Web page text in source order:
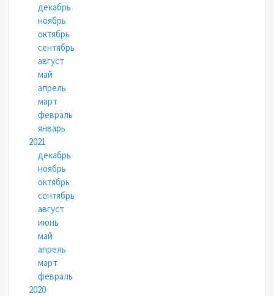
декабрь
ноябрь
октябрь
сентябрь
август
май
апрель
март
февраль
январь
2021
декабрь
ноябрь
октябрь
сентябрь
август
июнь
май
апрель
март
февраль
2020